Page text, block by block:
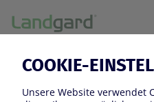
COOKIE-
Unsere Website verwendet
Standort suchen